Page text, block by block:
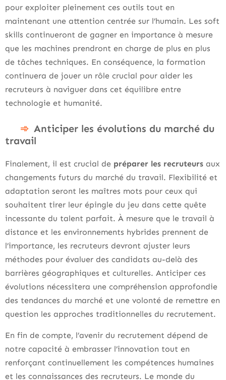
pour exploiter pleinement ces outils tout en
maintenant une attention centrée sur l’humain. Les soft
skills continueront de gagner en importance à mesure
que les machines prendront en charge de plus en plus
de tâches techniques. En conséquence, la formation
continuera de jouer un rôle crucial pour aider les
recruteurs à naviguer dans cet équilibre entre
technologie et humanité.
Anticiper les évolutions du marché du
travail
Finalement, il est crucial de préparer les recruteurs aux
changements futurs du marché du travail. Flexibilité et
adaptation seront les maîtres mots pour ceux qui
souhaitent tirer leur épingle du jeu dans cette quête
incessante du talent parfait. À mesure que le travail à
distance et les environnements hybrides prennent de
l’importance, les recruteurs devront ajuster leurs
méthodes pour évaluer des candidats au-delà des
barrières géographiques et culturelles. Anticiper ces
évolutions nécessitera une compréhension approfondie
des tendances du marché et une volonté de remettre en
question les approches traditionnelles du recrutement.
En fin de compte, l’avenir du recrutement dépend de
notre capacité à embrasser l’innovation tout en
renforçant continuellement les compétences humaines
et les connaissances des recruteurs. Le monde du